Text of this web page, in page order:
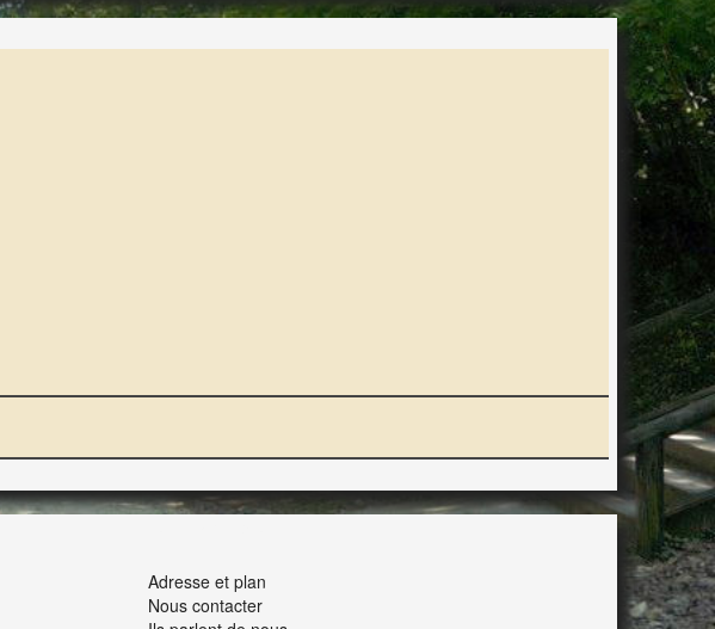
Adresse et plan
Nous contacter